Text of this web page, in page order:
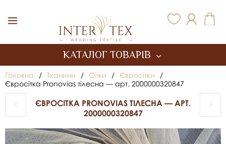
КАТАЛОГ ТОВАРІВ
Головна / Тканини / Сітки / Євросітки
/
Євросітка Pronovias тілесна — арт. 2000000320847
ЄВРОСІТКА PRONOVIAS ТІЛЕСНА — АРТ.
2000000320847